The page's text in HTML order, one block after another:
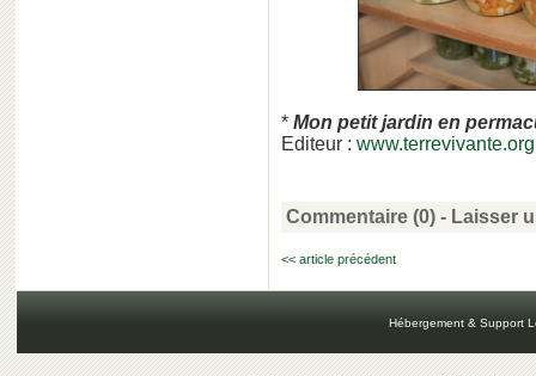
* Mon petit jardin en
Editeur : www.terrevivante.org
Commentaire (0) - Laisser
<< article précédent
Hébergement & Support